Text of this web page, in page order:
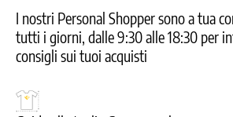
I nostri Personal Shopper sono a tua
tutti i giorni, dalle 9:30 alle 18:30 per
consigli sui tuoi acquisti